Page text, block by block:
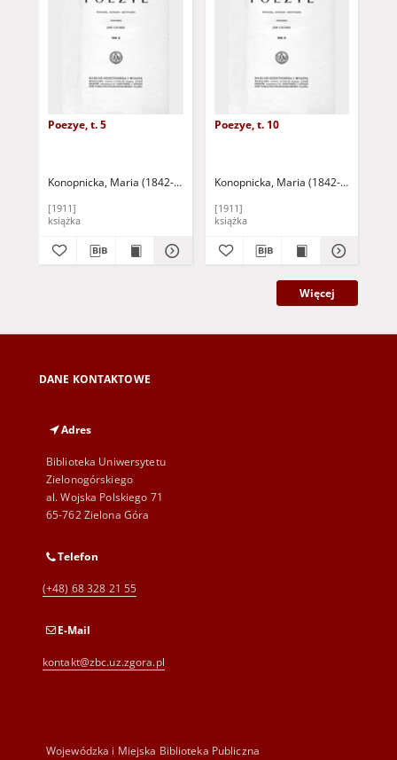
Poezye, t. 5
Konopnicka, Maria (1842-1910) Sienkiewicz, Henryk (1846-1916) -
[1911]
książka
Poezye, t. 10
Konopnicka, Maria (1842-1910)
[1911]
książka
Więcej
DANE KONTAKTOWE
Adres
Biblioteka Uniwersytetu
Zielonogórskiego
al. Wojska Polskiego 71
65-762 Zielona Góra
Telefon
(+48) 68 328 21 55
E-Mail
kontakt@zbc.uz.zgora.pl
Wojewódzka i Miejska Biblioteka Publiczna